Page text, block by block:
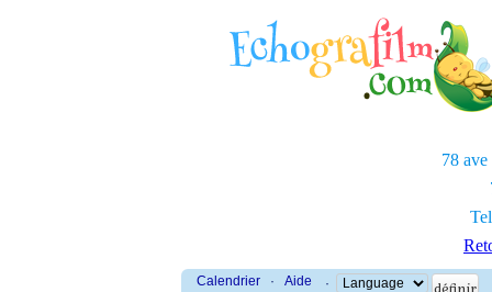
78 ave
Calendrier · Aide ·